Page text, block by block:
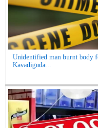
Unidentified man burnt body
Kavadiguda...